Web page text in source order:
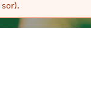
sor).